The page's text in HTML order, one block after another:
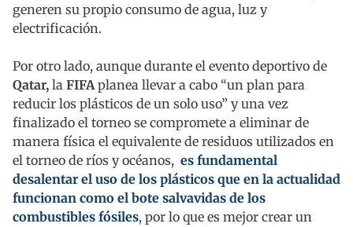
generen su propio consumo de agua, luz y
electrificación.
Por otro lado, aunque durante el evento deportivo de
Qatar, la FIFAplanea llevar a cabo “un plan para
reducir los plásticos de un solo uso” y una vez
finalizado el torneo se compromete a eliminar de
manera física el equivalente de residuos utilizados en
el torneo de ríos y océanos, es fundamental
desalentar el uso de los plásticos que en la actualidad
funcionan como el bote salvavidas de los
combustibles fósiles, por lo que es mejor crear un